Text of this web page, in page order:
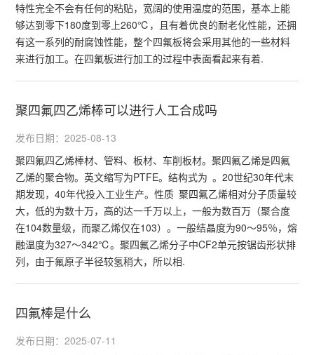
特性完全不会有任何的粘贴，宽阔的使用温度的范围，基本上能
够达到零下180度到零上260℃，且有着优良的耐老化性能，还拥
有这一系列的耐腐蚀性能，整个四氟板将会采用其他的一些材料
来进行加工。在四氟板进行加工的过程中表面看起来有着.
聚四氟四乙烯棒可以进行人工合成吗
发布日期：2025-08-13
聚四氟四乙烯棒材、管料、板材、车削板材。聚四氟乙烯是四氟
乙烯的聚合物。英文缩写为PTFE。结构式为 。20世纪30年代末
期发现，40年代投入工业生产。性质 聚四氟乙烯相对分子质量较
大，低的为数十万，高的达一千万以上，一般为数百万（聚合度
在104数量级，而聚乙烯仅在103）。一般结晶度为90～95％，熔
融温度为327～342℃。聚四氟乙烯分子中CF2单元按锯齿形状排
列，由于氟原子半径较氢稍大，所以相.
四氟棒是什么
发布日期：2025-07-11